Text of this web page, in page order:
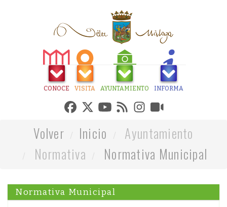
CONOCE VISITA AYUNTAMIENTO INFORMA
Volver Inicio
Ayuntamiento
Normativa
Normativa Municipal
Normativa Municipal